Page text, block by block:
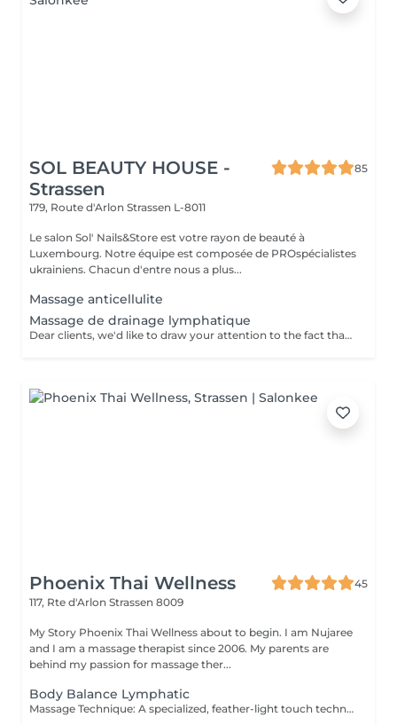
SOL BEAUTY HOUSE -
Strassen
85
179, Route d'Arlon Strassen L-8011
Le salon Sol' Nails&Store est votre rayon de beauté à
Luxembourg. Notre équipe est composée de PROspécialistes
ukrainiens. Chacun d'entre nous a plus...
Massage anticellulite
Massage de drainage lymphatique
Dear clients, we'd like to draw your attention to the fact that the actual massage time is indicated in parentheses next to the name of the massage. The duration list on the website includes time for room and client preparation. We strive to provide you with the highest quality and comfort. Thankyou for your understanding.
Phoenix Thai Wellness
45
117, Rte d'Arlon Strassen 8009
My Story Phoenix Thai Wellness about to begin. I am Nujaree
and I am a massage therapist since 2006. My parents are
behind my passion for massage ther...
Body Balance Lymphatic
Massage Technique: A specialized, feather-light touch technique that uses gentle, rhythmic strokes to promote a deep sense of lightness and physical relaxation. This gentle body wellness experience is designed to soothe the senses, support natural bodily harmony, and leave you feeling deeply refreshed and revitalized. It is the perfect choice for those seeking a quiet moment of physical renewal and skin-nourishing relaxation.